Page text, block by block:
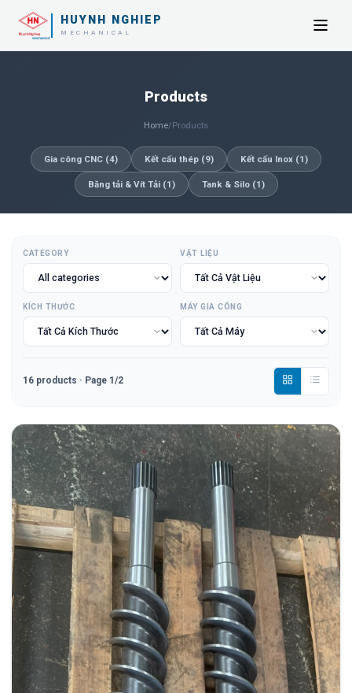
HUYNH NGHIEP
MECHANICAL
Products
Home/Products
Gia công CNC (4) Kết cấu thép (9) Kết cấu Inox (1)
Băng tải & Vít Tải(1) Tank & Silo(1)
CATEGORY VẬT LIỆU
KÍCH THƯỚC MÁY GIA CÔNG
16 products · Page 1/2